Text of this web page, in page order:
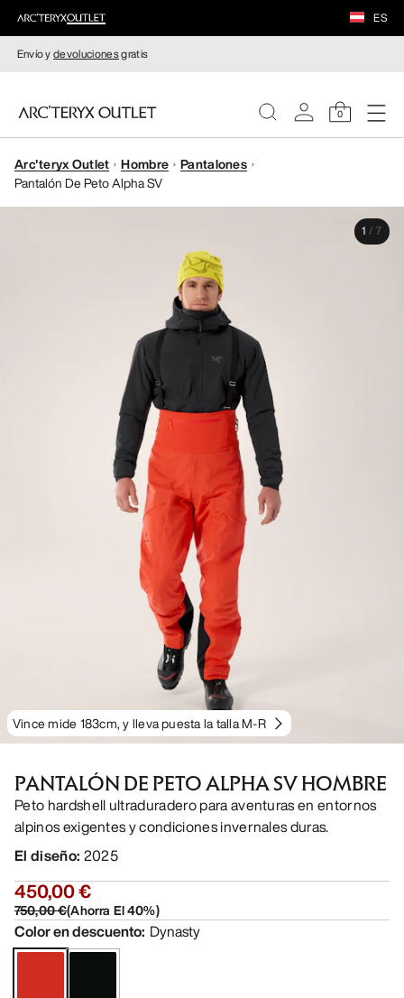
ES
Envío ydevolucionesgratis
0
MUJERE
Arc'teryx Outlet Hombre
Pantalones
Pantalón De Peto Alpha SV
Vince mide 183cm, y lleva puesta la talla M-R
1 / 7
PANTALÓN DE PETO ALPHA SV HOMBRE
Peto hardshell ultraduradero para aventuras en entornos
alpinos exigentes y condiciones invernales duras.
El diseño: 2025
450,00 €
750,00 €(Ahorra El40%)
Color en descuento: Dynasty